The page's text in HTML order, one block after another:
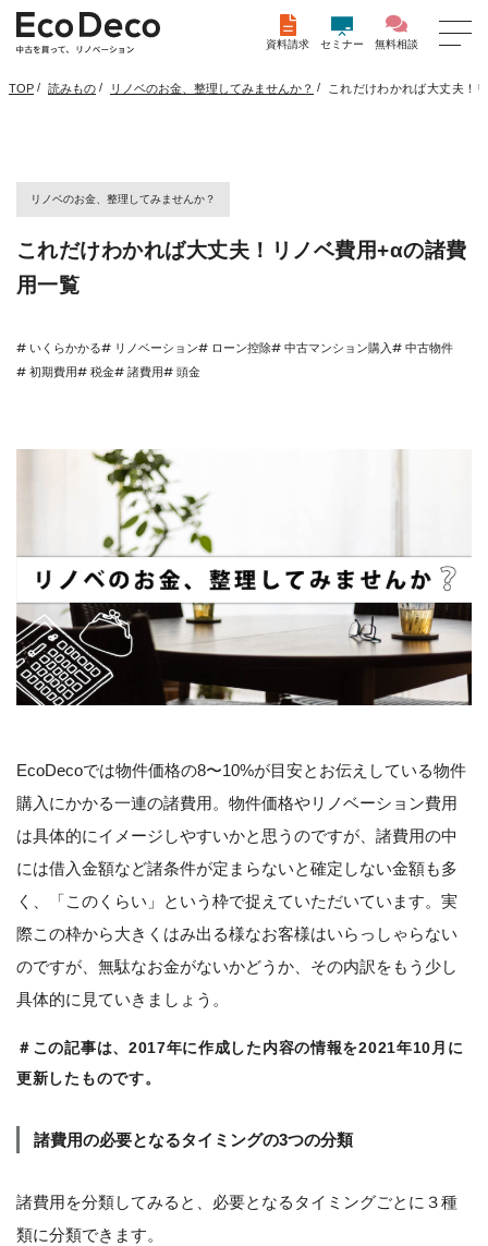
資料請求 セミナー 無料相談
TOP / 読みもの / リノベのお金、整理してみませんか？ / これだけわかれば大丈夫！
リノベのお金、整理してみませんか？
これだけわかれば大丈夫！リノベ費用+αの諸費
用一覧
# いくらかかる# リノベーション# ローン控除# 中古マンション購入# 中古物件
# 初期費用# 税金# 諸費用# 頭金
EcoDecoでは物件価格の8〜10%が目安とお伝えしている物件
購入にかかる一連の諸費用。物件価格やリノベーション費用
は具体的にイメージしやすいかと思うのですが、諸費用の中
には借入金額など諸条件が定まらないと確定しない金額も多
く、「このくらい」という枠で捉えていただいています。実
際この枠から大きくはみ出る様なお客様はいらっしゃらない
のですが、無駄なお金がないかどうか、その内訳をもう少し
具体的に見ていきましょう。
＃この記事は、2017年に作成した内容の情報を2021年10月に
更新したものです。
諸費用の必要となるタイミングの3つの分類
諸費用を分類してみると、必要となるタイミングごとに３種
類に分類できます。